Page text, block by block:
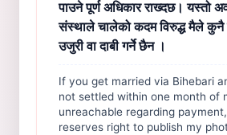
पाउने पूर्ण अधिकार राख्दछ। यस्तो
संस्थाले चालेको कदम विरुद्ध मैले कुनै
उजुरी वा दाबी गर्ने छैन ।
If you get married via Bihebari
not settled within one month of
unreachable regarding
reserves right to publish my